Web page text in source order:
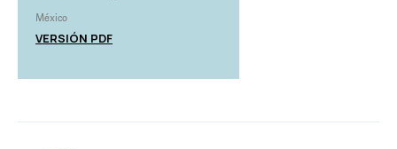
México
VERSIÓN PDF